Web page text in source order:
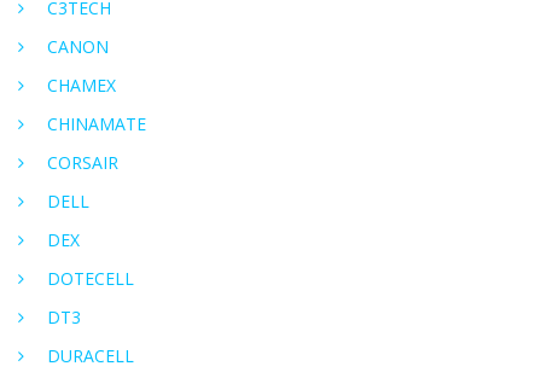
C3TECH
CANON
CHAMEX
CHINAMATE
CORSAIR
DELL
DEX
DOTECELL
DT3
DURACELL